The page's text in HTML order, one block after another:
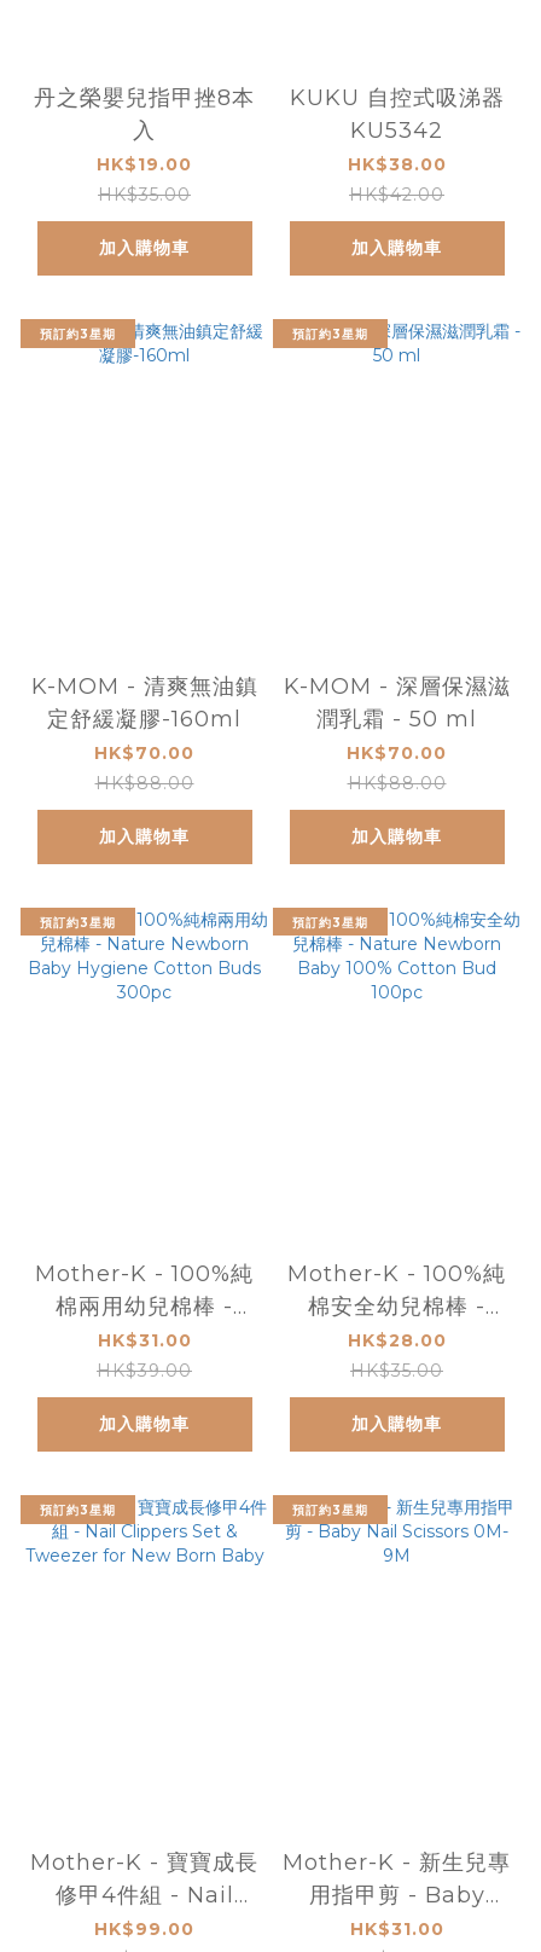
丹之榮嬰兒指甲挫8本
入
HK$19.00
HK$35.00
加入購物車
KUKU 自控式吸涕器
KU5342
HK$38.00
HK$42.00
加入購物車
預訂約3星期
K-MOM - 清爽無油鎮
定舒緩凝膠-160ml
HK$70.00
HK$88.00
加入購物車
預訂約3星期
K-MOM - 深層保濕滋
潤乳霜 - 50 ml
HK$70.00
HK$88.00
加入購物車
預訂約3星期
Mother-K - 100%純
棉兩用幼兒棉棒 -
Nature Newborn
Baby Hygiene
Cotton Buds
300pc
HK$31.00
HK$39.00
加入購物車
預訂約3星期
Mother-K - 100%純
棉安全幼兒棉棒 -
Nature Newborn
Baby 100% Cotton
Bud 100pc
HK$28.00
HK$35.00
加入購物車
預訂約3星期
Mother-K - 寶寶成長
修甲4件組 - Nail
Clippers Set &
HK$99.00
預訂約3星期
Mother-K - 新生兒專
用指甲剪 - Baby
Nail Scissors 0M-
HK$31.00